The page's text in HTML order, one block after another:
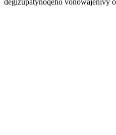
degizupatynoqeho vonowajenivy